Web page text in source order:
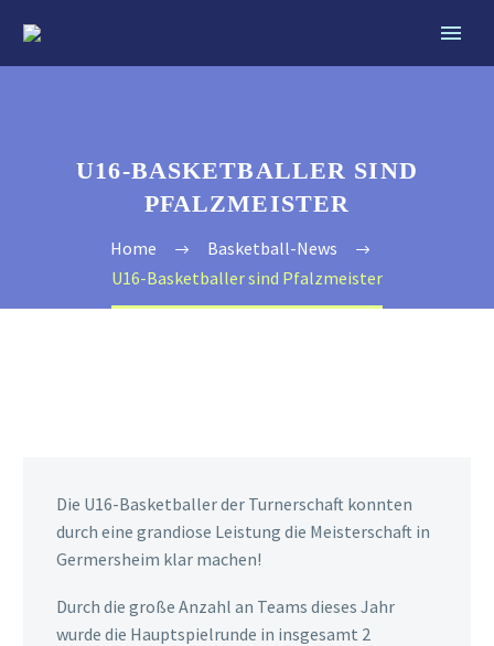
U16-BASKETBALLER SIND
PFALZMEISTER
Home
Basketball-News
U16-Basketballer sind Pfalzmeister
Die U16-Basketballer der Turnerschaft konnten
durch eine grandiose Leistung die Meisterschaft in
Germersheim klar machen!
Durch die große Anzahl an Teams dieses Jahr
wurde die Hauptspielrunde in insgesamt 2